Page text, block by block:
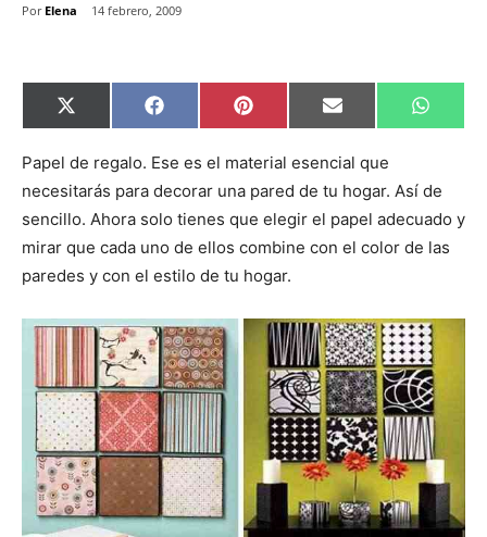
Por Elena 14 febrero, 2009
C
o
p
r
i
r
e
n
X
(
w
t
t
e
r
)
C
o
p
r
t
i
r
e
n
F
a
e
o
o
k
C
o
p
r
i
r
e
n
P
i
t
r
e
s
t
C
o
p
r
i
r
e
E
m
i
C
o
r
i
r
e
W
h
A
p
p
Papel de regalo. Ese es el material esencial que
necesitarás para decorar una pared de tu hogar. Así de
sencillo. Ahora solo tienes que elegir el papel adecuado y
mirar que cada uno de ellos combine con el color de las
paredes y con el estilo de tu hogar.